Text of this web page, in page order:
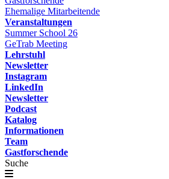
Ehemalige Mitarbeitende
Veranstaltungen
Summer School 26
GeTrab Meeting
Lehrstuhl
Newsletter
Instagram
LinkedIn
Newsletter
Podcast
Katalog
Informationen
Team
Gastforschende
Suche